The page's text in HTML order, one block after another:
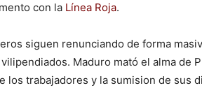
con la Línea Roja.
siguen renunciando de forma
Maduro mató el alma de
los trabajadores y la sumision de sus